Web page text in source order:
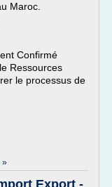
Maroc.
Confirmé
Ressources
le processus de
»
Export -